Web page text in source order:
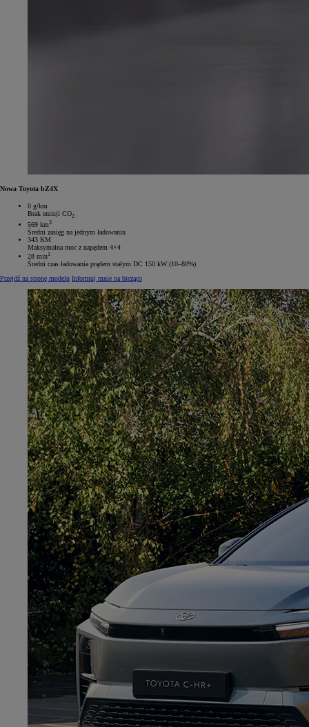
Od105 300 zł
Corolla Hatchback
HYBRID
Nowa Toyota bZ4X
0 g/km
Brak emisji CO2
569 km3
Średni zasięg na jednym ładowaniu
343 KM
Maksymalna moc z napędem 4×4
28 min1
Średni czas ładowania prądem stałym DC 150 kW (10–80%)
Przejdź na stronę modelu Informuj mnie na bieżąco